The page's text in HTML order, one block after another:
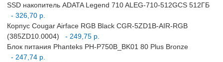
SSD накопитель ADATA Legend 710 ALEG-710-512GCS 512ГБ
- 326,70 р.
Корпус Cougar Airface RGB Black CGR-5ZD1B-AIR-RGB
(385ZD10.0004)
- 249,75 р.
Блок питания Phanteks PH-P750B_BK01 80 Plus Bronze
- 247,74 р.